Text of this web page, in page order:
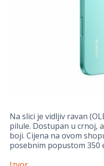
Na slici je vidljiv ravan
pilule. Dostupan u crnoj,
boji. Cijena na ovom
posebnim popustom 350